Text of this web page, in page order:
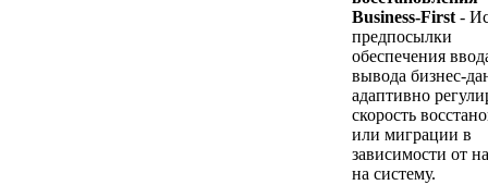
Business-First -
предпосылки
обеспечения
вывода бизнес-
адаптивно
скорость
или миграции в
зависимости от
на систему.